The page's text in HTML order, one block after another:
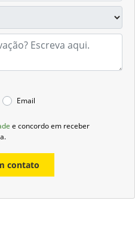
Email
e concordo em receber
contato